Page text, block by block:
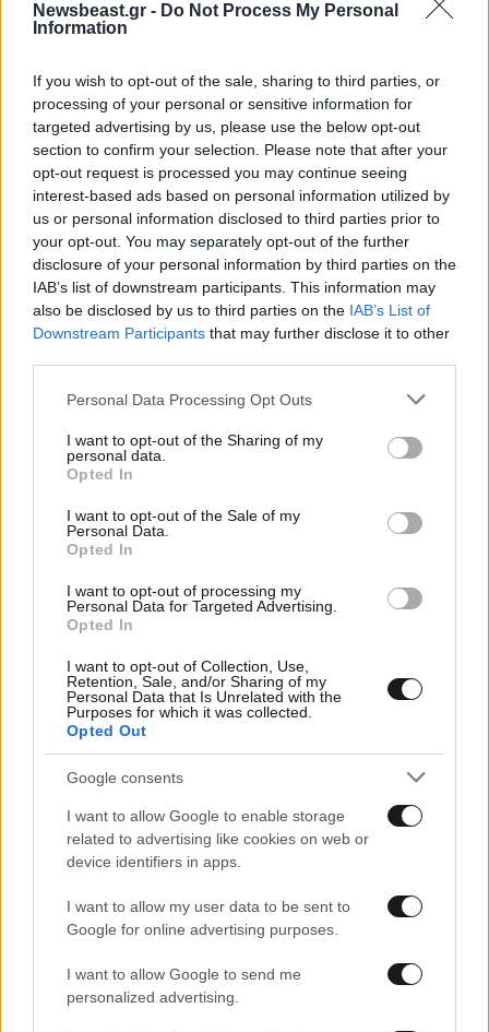
Newsbeast.gr - Do Not Process My Personal
Information
If you wish to opt-out of the sale, sharing to third parties, or
processing of your personal or sensitive information for
targeted advertising by us, please use the below opt-out
section to confirm your selection. Please note that after your
opt-out request is processed you may continue seeing
interest-based ads based on personal information utilized by
us or personal information disclosed to third parties prior to
your opt-out. You may separately opt-out of the further
disclosure of your personal information by third parties on the
IAB’s list of downstream participants. This information may
also be disclosed by us to third parties on the IAB’s List of
Downstream Participants that may further disclose it to other
Please note that this website/app uses one or more Google
not limited to your visit or usage behaviour. You may click to
grant or deny consent to Google and its third-party tags to
use your data for below specified purposes in below Google
consent section.
Personal Data Processing Opt Outs
I want to opt-out of the Sharing of my
personal data.
Opted In
I want to opt-out of the Sale of my
Personal Data.
Opted In
I want to opt-out of processing my
Personal Data for Targeted Advertising.
Opted In
I want to opt-out of Collection, Use,
Retention, Sale, and/or Sharing of my
Personal Data that Is Unrelated with the
Purposes for which it was collected.
Opted Out
Google consents
I want to allow Google to enable storage
related to advertising like cookies on web or
device identifiers in apps.
I want to allow my user data to be sent to
Google for online advertising purposes.
I want to allow Google to send me
personalized advertising.
Αυστρία: Δεν θα φωταγωγηθεί φέτος τα Χριστούγεννα
η ξακουστή κυκλική λεωφόρος περιμετρικά της Βιέννης
11·11·2021 04:09
Ομπρέλες του Ζογγολόπουλου στην παραλία
18·02·2021 23:00
Εκδήλωση στη Βουλή για την επέτειο 40 χρόνων από